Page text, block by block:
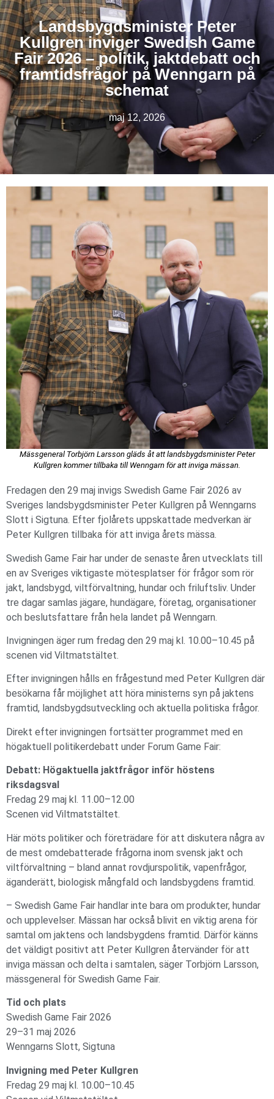
Landsbygdsminister Peter
Kullgren inviger Swedish Game
Fair 2026 – politik, jaktdebatt och
framtidsfrågor på Wenngarn på
schemat
maj 12, 2026
Mässgeneral Torbjörn Larsson gläds åt att landsbygdsminister Peter
Kullgren kommer tillbaka till Wenngarn för att inviga mässan.
Fredagen den 29 maj invigs Swedish Game Fair 2026 av
Sveriges landsbygdsminister Peter Kullgren på Wenngarns
Slott i Sigtuna. Efter fjolårets uppskattade medverkan är
Peter Kullgren tillbaka för att inviga årets mässa.
Swedish Game Fair har under de senaste åren utvecklats till
en av Sveriges viktigaste mötesplatser för frågor som rör
jakt, landsbygd, viltförvaltning, hundar och friluftsliv. Under
tre dagar samlas jägare, hundägare, företag, organisationer
och beslutsfattare från hela landet på Wenngarn.
Invigningen äger rum fredag den 29 maj kl. 10.00–10.45 på
scenen vid Viltmatstältet.
Efter invigningen hålls en frågestund med Peter Kullgren där
besökarna får möjlighet att höra ministerns syn på jaktens
framtid, landsbygdsutveckling och aktuella politiska frågor.
Direkt efter invigningen fortsätter programmet med en
högaktuell politikerdebatt under Forum Game Fair:
Debatt: Högaktuella jaktfrågor inför höstens
riksdagsval
Fredag 29 maj kl. 11.00–12.00
Scenen vid Viltmatstältet.
Här möts politiker och företrädare för att diskutera några av
de mest omdebatterade frågorna inom svensk jakt och
viltförvaltning – bland annat rovdjurspolitik, vapenfrågor,
äganderätt, biologisk mångfald och landsbygdens framtid.
– Swedish Game Fair handlar inte bara om produkter, hundar
och upplevelser. Mässan har också blivit en viktig arena för
samtal om jaktens och landsbygdens framtid. Därför känns
det väldigt positivt att Peter Kullgren återvänder för att
inviga mässan och delta i samtalen, säger Torbjörn Larsson,
mässgeneral för Swedish Game Fair.
Tid och plats
Swedish Game Fair 2026
29–31 maj 2026
Wenngarns Slott, Sigtuna
Invigning med Peter Kullgren
Fredag 29 maj kl. 10.00–10.45